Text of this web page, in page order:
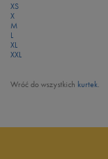
XS
X
M
L
XL
XXL
Wróć do wszystkich kurtek.